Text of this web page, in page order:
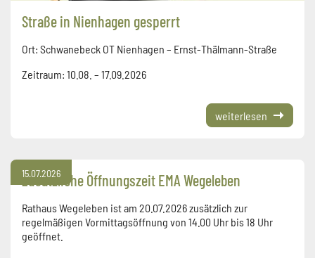
Straße in Nienhagen gesperrt
Ort: Schwanebeck OT Nienhagen – Ernst-Thälmann-Straße
Zeitraum: 10.08. – 17.09.2026
weiterlesen
Zusätzliche Öffnungszeit EMA Wegeleben
Rathaus Wegeleben ist am 20.07.2026 zusätzlich zur
regelmäßigen Vormittagsöffnung von 14.00 Uhr bis 18 Uhr
geöffnet.
15.07.2026